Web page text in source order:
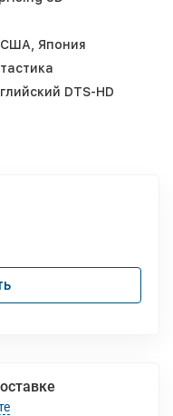
США, Япония
DTS-HD